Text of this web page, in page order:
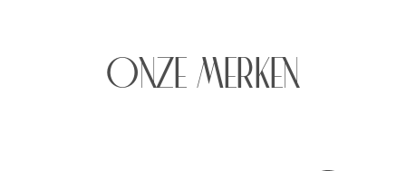
ONZE MERKEN